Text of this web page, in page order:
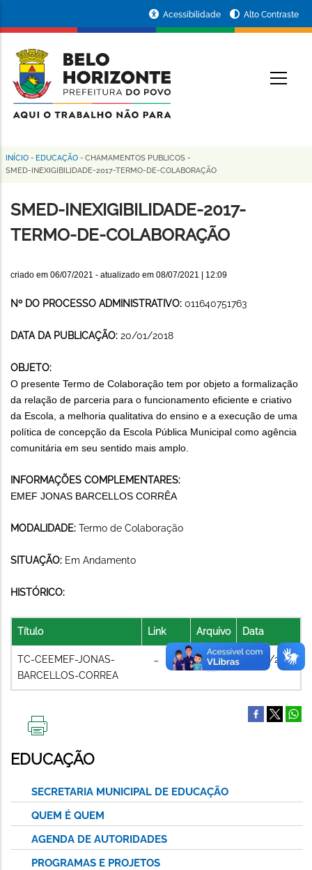
conteúdo
principal
da
Prefeitura
de
Horizonte
Acessibilidade Alto Contraste
Trilha
navegação
INÍCIO - EDUCAÇÃO - CHAMAMENTOS PUBLICOS -
SMED-INEXIGIBILIDADE-2017-TERMO-DE-COLABORAÇÃO
SMED-INEXIGIBILIDADE-2017-
TERMO-DE-COLABORAÇÃO
criado em 06/07/2021 - atualizado em 08/07/2021 | 12:09
Nº DO PROCESSO ADMINISTRATIVO: 011640751763
DATA DA PUBLICAÇÃO: 20/01/2018
OBJETO:
O presente Termo de Colaboração tem por objeto a formalização
da relação de parceria para o funcionamento eficiente e criativo
da Escola, a melhoria qualitativa do ensino e a execução de uma
política de concepção da Escola Pública Municipal como agência
comunitária em seu sentido mais amplo.
INFORMAÇÕES COMPLEMENTARES:
EMEF JONAS BARCELLOS CORRÊA
MODALIDADE: Termo de Colaboração
SITUAÇÃO: Em Andamento
HISTÓRICO:
Título Link Arquivo Data
TC-CEEMEF-JONAS-
BARCELLOS-CORREA
06/07/2021
ESTA
PÁGINA
EDUCAÇÃO
SECRETARIA MUNICIPAL DE EDUCAÇÃO
QUEM É QUEM
AGENDA DE AUTORIDADES
PROGRAMAS E PROJETOS